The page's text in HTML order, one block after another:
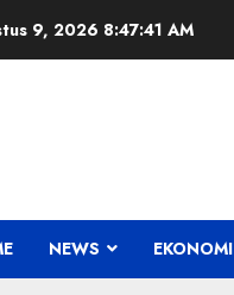
9, 2026 8:47:42 AM
NEWS EKONOMI